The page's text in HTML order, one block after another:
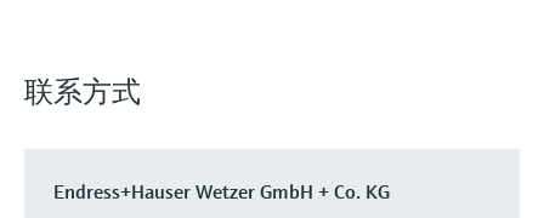
松查找所需备件。
联系方式
Endress+Hauser Wetzer GmbH + Co. KG